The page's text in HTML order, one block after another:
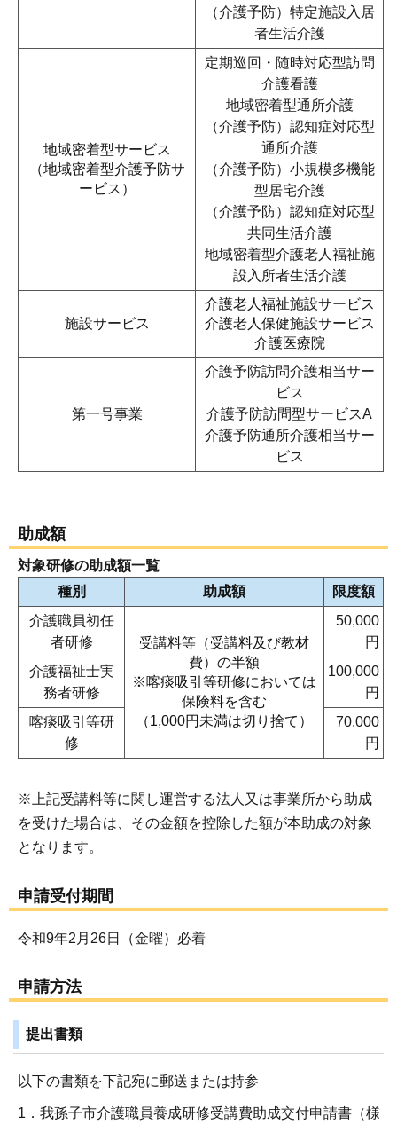
（介護予防）特定施設入居
者生活介護
地域密着型サービス
（地域密着型介護予防サ
ービス）
定期巡回・随時対応型訪問
介護看護
地域密着型通所介護
（介護予防）認知症対応型
通所介護
（介護予防）小規模多機能
型居宅介護
（介護予防）認知症対応型
共同生活介護
地域密着型介護老人福祉施
設入所者生活介護
施設サービス
介護老人福祉施設サービス
介護老人保健施設サービス
介護医療院
第一号事業
介護予防訪問介護相当サー
ビス
介護予防訪問型サービスA
介護予防通所介護相当サー
ビス
助成額
対象研修の助成額一覧
種別
助成額
限度額
介護職員初任
者研修
受講料等（受講料及び教材
費）の半額
※喀痰吸引等研修においては
保険料を含む
（1,000円未満は切り捨て）
50,000
円
介護福祉士実
務者研修
100,000
円
喀痰吸引等研
修
70,000
円
※上記受講料等に関し運営する法人又は事業所から助成
を受けた場合は、その金額を控除した額が本助成の対象
となります。
申請受付期間
令和9年2月26日（金曜）必着
申請方法
提出書類
以下の書類を下記宛に郵送または持参
1．我孫子市介護職員養成研修受講費助成交付申請書（様